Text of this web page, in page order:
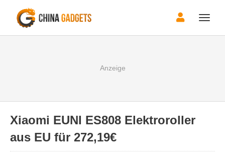
Toggle
Xiaomi EUNI ES808 Elektroroller
aus EU für 272,19€